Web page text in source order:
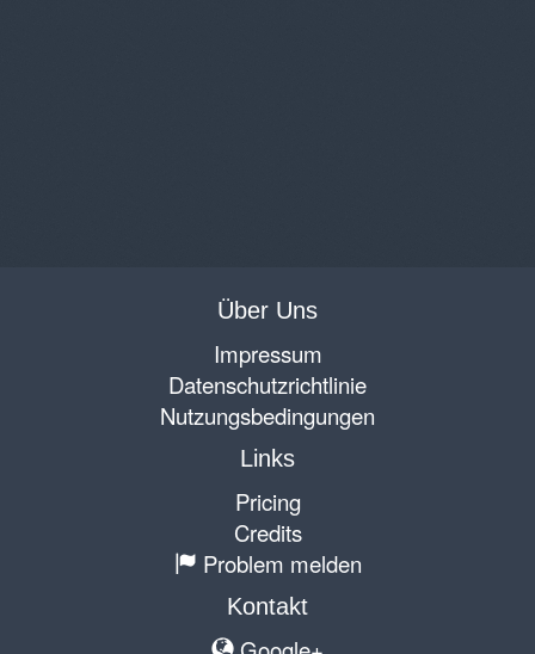
Über Uns
Impressum
Datenschutzrichtlinie
Nutzungsbedingungen
Links
Pricing
Credits
Problem melden
Kontakt